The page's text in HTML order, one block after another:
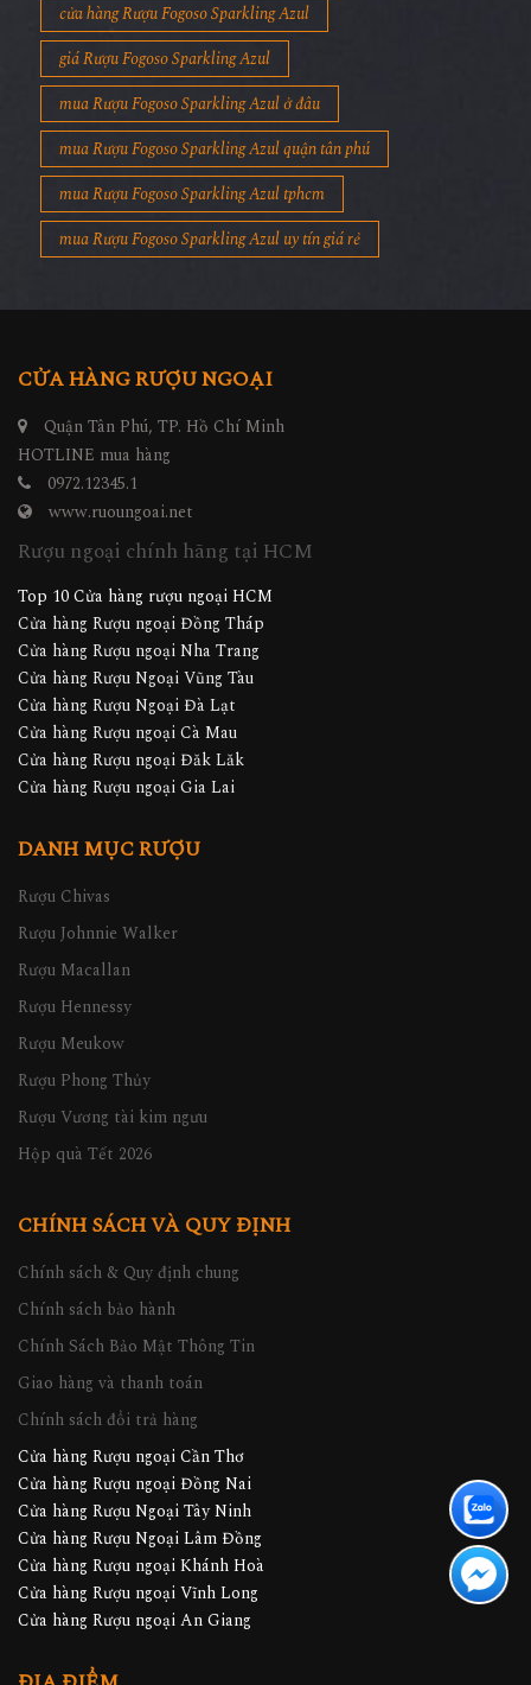
cửa hàng Rượu Fogoso Sparkling Azul
giá Rượu Fogoso Sparkling Azul
mua Rượu Fogoso Sparkling Azul ở đâu
mua Rượu Fogoso Sparkling Azul quận tân phú
mua Rượu Fogoso Sparkling Azul tphcm
mua Rượu Fogoso Sparkling Azul uy tín giá rẻ
CỬA HÀNG RƯỢU NGOẠI
Quận Tân Phú, TP. Hồ Chí Minh
HOTLINE mua hàng
0972.12345.1
www.ruoungoai.net
Rượu ngoại chính hãng tại HCM
Top 10 Cửa hàng rượu ngoại HCM
Cửa hàng Rượu ngoại Đồng Tháp
Cửa hàng Rượu ngoại Nha Trang
Cửa hàng Rượu Ngoại Vũng Tàu
Cửa hàng Rượu Ngoại Đà Lạt
Cửa hàng Rượu ngoại Cà Mau
Cửa hàng Rượu ngoại Đăk Lăk
Cửa hàng Rượu ngoại Gia Lai
DANH MỤC RƯỢU
Rượu Chivas
Rượu Johnnie Walker
Rượu Macallan
Rượu Hennessy
Rượu Meukow
Rượu Phong Thủy
Rượu Vương tài kim ngưu
Hộp quà Tết 2026
CHÍNH SÁCH VÀ QUY ĐỊNH
Chính sách & Quy định chung
Chính sách bảo hành
Chính Sách Bảo Mật Thông Tin
Giao hàng và thanh toán
Chính sách đổi trả hàng
Cửa hàng Rượu ngoại Cần Thơ
Cửa hàng Rượu ngoại Đồng Nai
Cửa hàng Rượu Ngoại Tây Ninh
Cửa hàng Rượu Ngoại Lâm Đồng
Cửa hàng Rượu ngoại Khánh Hoà
Cửa hàng Rượu ngoại Vĩnh Long
Cửa hàng Rượu ngoại An Giang